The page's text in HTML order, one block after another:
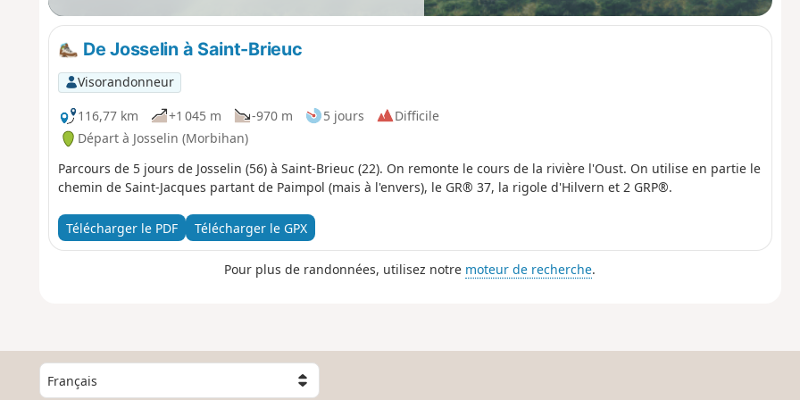
De Josselin à Saint-Brieuc
Visorandonneur
116,77 km
+1 045 m -970 m 5 jours
Difficile
Départ à Josselin (Morbihan)
Parcours de 5 jours de Josselin (56) à Saint-Brieuc (22). On remonte le cours de la rivière l'Oust. On utilise en partie le
chemin de Saint-Jacques partant de Paimpol (mais à l'envers), le GR® 37, la rigole d'Hilvern et 2 GRP®.
Télécharger le PDF Télécharger le GPX
Pour plus de randonnées, utilisez notre moteur de recherche.
C
h